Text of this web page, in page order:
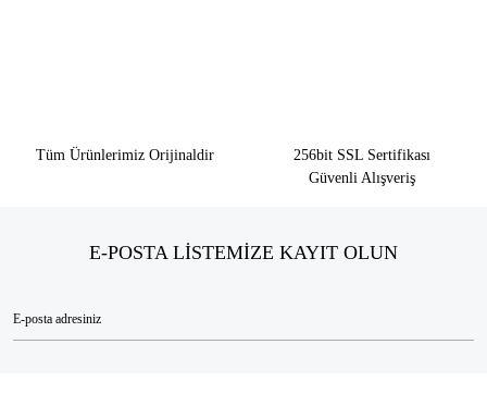
Tüm Ürünlerimiz Orijinaldir
256bit SSL Sertifikası
Güvenli Alışveriş
E-POSTA LİSTEMİZE KAYIT OLUN